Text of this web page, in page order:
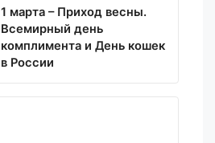
1 марта – Приход весны.
Всемирный день
комплимента и День кошек
в России